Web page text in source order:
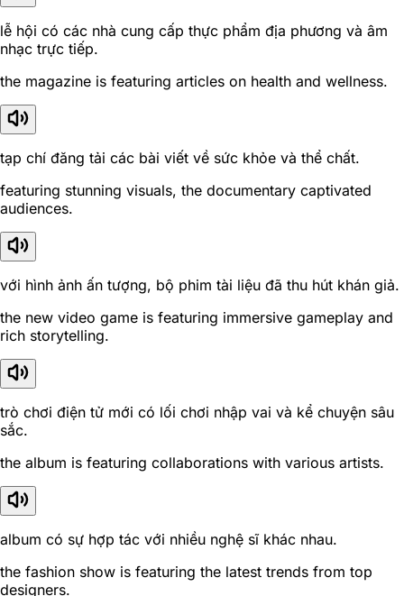
lễ hội có các nhà cung cấp thực phẩm địa phương và âm
nhạc trực tiếp.
the magazine is featuring articles on health and wellness.
tạp chí đăng tải các bài viết về sức khỏe và thể chất.
featuring stunning visuals, the documentary captivated
audiences.
với hình ảnh ấn tượng, bộ phim tài liệu đã thu hút khán giả.
the new video game is featuring immersive gameplay and
rich storytelling.
trò chơi điện tử mới có lối chơi nhập vai và kể chuyện sâu
sắc.
the album is featuring collaborations with various artists.
album có sự hợp tác với nhiều nghệ sĩ khác nhau.
the fashion show is featuring the latest trends from top
designers.